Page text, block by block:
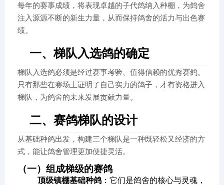
每年的赛事成绩，将表现卓越的子代鸽纳入种棚，为鸽舍
注入源源不断的新生力量，从而保持鸽舍的活力与出色赛
绩。
一、梯队入选鸽的确定
梯队入选鸽必须是经过赛事考验、值得信赖的优秀赛鸽。
只有那些在赛场上证明了自己实力的鸽子，才有资格进入
梯队，为鸽舍的未来发展贡献力量。
二、赛鸽梯队的设计
从基础种鸽出发，构建三个梯队是一种既轻松又经济的方
式，能让鸽舍管理更加便捷灵活。
（一）组成梯级的赛鸽
顶级镇棚基础种鸽 ：它们是鸽舍的核心与灵魂，